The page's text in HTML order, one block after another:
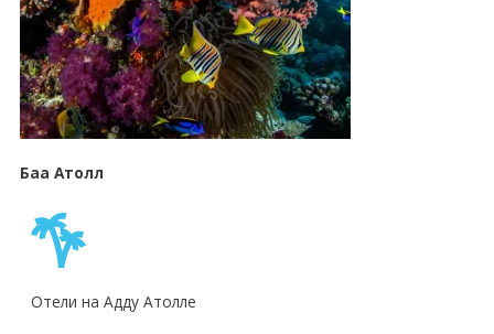
Баа Атолл
Отели на Адду Атолле